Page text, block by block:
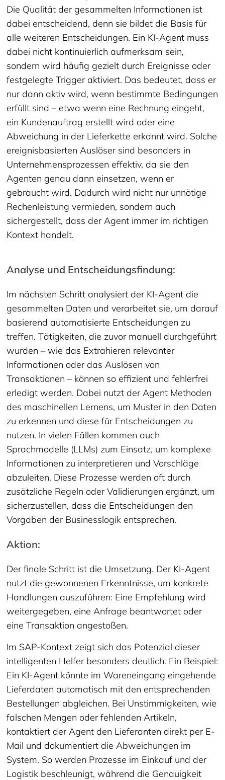
Die Qualität der gesammelten Informationen ist
dabei entscheidend, denn sie bildet die Basis für
alle weiteren Entscheidungen. Ein KI-Agent muss
dabei nicht kontinuierlich aufmerksam sein,
sondern wird häufig gezielt durch Ereignisse oder
festgelegte Trigger aktiviert. Das bedeutet, dass er
nur dann aktiv wird, wenn bestimmte Bedingungen
erfüllt sind – etwa wenn eine Rechnung eingeht,
ein Kundenauftrag erstellt wird oder eine
Abweichung in der Lieferkette erkannt wird. Solche
ereignisbasierten Auslöser sind besonders in
Unternehmensprozessen effektiv, da sie den
Agenten genau dann einsetzen, wenn er
gebraucht wird. Dadurch wird nicht nur unnötige
Rechenleistung vermieden, sondern auch
sichergestellt, dass der Agent immer im richtigen
Kontext handelt.
Analyse und Entscheidungsfindung:
Im nächsten Schritt analysiert der KI-Agent die
gesammelten Daten und verarbeitet sie, um darauf
basierend automatisierte Entscheidungen zu
treffen. Tätigkeiten, die zuvor manuell durchgeführt
wurden – wie das Extrahieren relevanter
Informationen oder das Auslösen von
Transaktionen – können so effizient und fehlerfrei
erledigt werden. Dabei nutzt der Agent Methoden
des maschinellen Lernens, um Muster in den Daten
zu erkennen und diese für Entscheidungen zu
nutzen. In vielen Fällen kommen auch
Sprachmodelle (LLMs) zum Einsatz, um komplexe
Informationen zu interpretieren und Vorschläge
abzuleiten. Diese Prozesse werden oft durch
zusätzliche Regeln oder Validierungen ergänzt, um
sicherzustellen, dass die Entscheidungen den
Vorgaben der Businesslogik entsprechen.
Aktion:
Der finale Schritt ist die Umsetzung. Der KI-Agent
nutzt die gewonnenen Erkenntnisse, um konkrete
Handlungen auszuführen: Eine Empfehlung wird
weitergegeben, eine Anfrage beantwortet oder
eine Transaktion angestoßen.
Im SAP-Kontext zeigt sich das Potenzial dieser
intelligenten Helfer besonders deutlich. Ein Beispiel:
Ein KI-Agent könnte im Wareneingang eingehende
Lieferdaten automatisch mit den entsprechenden
Bestellungen abgleichen. Bei Unstimmigkeiten, wie
falschen Mengen oder fehlenden Artikeln,
kontaktiert der Agent den Lieferanten direkt per E-
Mail und dokumentiert die Abweichungen im
System. So werden Prozesse im Einkauf und der
Logistik beschleunigt, während die Genauigkeit